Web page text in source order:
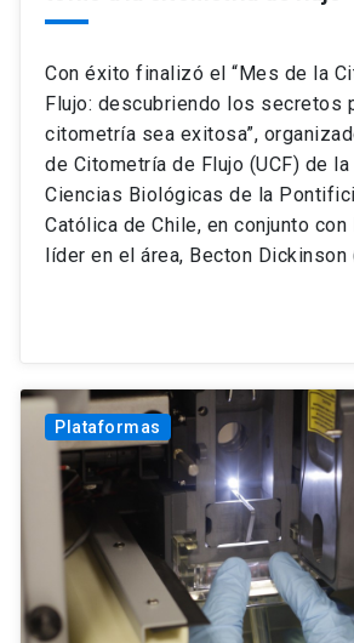
Con éxito finalizó el “Mes de la
Flujo: descubriendo los secretos
citometría sea exitosa”,
de Citometría de Flujo (UCF) de
Ciencias Biológicas de la
Católica de Chile, en conjunto con
líder en el área, Becton Dickinson
Plataformas